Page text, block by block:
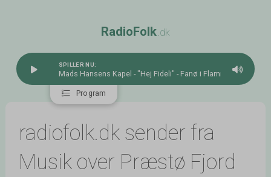
RadioFolk.dk
SPILLER NU:
Mads Hansens Kapel - "Hej Fideli" - Fanø i Flammer
Program
radiofolk.dk sender fra
Musik over Præstø Fjord